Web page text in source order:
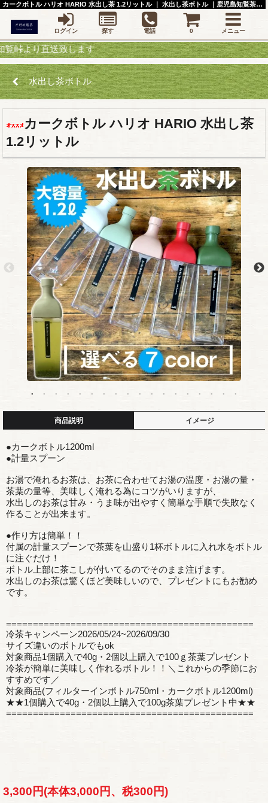
直送致します
水出し茶ボトル
カークボトル ハリオ HARIO 水出し茶
1.2リットル
商品説明 イメージ
●カークボトル1200ml
●計量スプーン
お湯で淹れるお茶は、お茶に合わせてお湯の温度・お湯の量・
茶葉の量等、美味しく淹れる為にコツがいりますが、
水出しのお茶は甘み・うま味が出やすく簡単な手順で失敗なく
作ることが出来ます。
●作り方は簡単！！
付属の計量スプーンで茶葉を山盛り1杯ボトルに入れ水をボトル
に注ぐだけ！
ボトル上部に茶こしが付いてるのでそのまま注げます。
水出しのお茶は驚くほど美味しいので、プレゼントにもお勧め
です。
==============================================
冷茶キャンペーン2026/05/24~2026/09/30
サイズ違いのボトルでもok
対象商品1個購入で40g・2個以上購入で100ｇ茶葉プレゼント
冷茶が簡単に美味しく作れるボトル！！＼これからの季節にお
すすめです／
対象商品(フィルターインボトル750ml・カークボトル1200ml)
★★1個購入で40g・2個以上購入で100g茶葉プレゼント中★★
==============================================
3,300円(本体3,000円、税300円)
カークボトル ハリオ HARIO 水出し茶 1.2リットル ｜ 水出し茶ボトル ｜鹿児島知覧茶の片野坂製茶
ログイン 探す 電話 0 メニュー